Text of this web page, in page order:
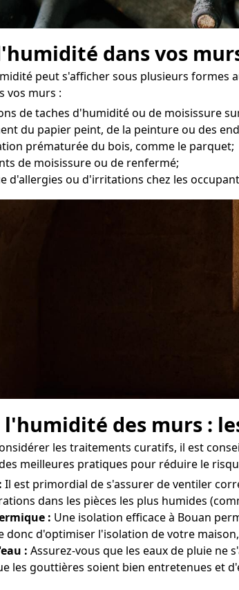
dans vos
peut s'afficher sous plusieurs formes
vos murs :
de taches d'humidité ou de moisissure
du papier peint, de la peinture ou des
prématurée du bois, comme le parquet;
de moisissure ou de renfermé;
d'allergies ou d'irritations chez les
des murs :
les traitements curatifs, il est
meilleures pratiques pour réduire le
Il est primordial de s'assurer de ventiler
dans les pièces les plus humides
: Une isolation efficace à Bouan
donc d'optimiser l'isolation de votre
: Assurez-vous que les eaux de pluie ne
les gouttières soient bien entretenues et